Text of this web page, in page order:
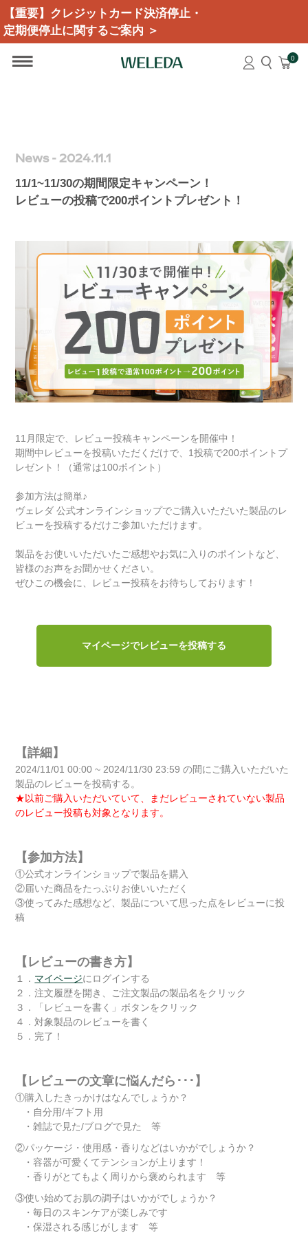
【重要】クレジットカード決済停止・
定期便停止に関するご案内 ＞
0
News - 2024.11.1
11/1~11/30の期間限定キャンペーン！
レビューの投稿で200ポイントプレゼント！
11月限定で、レビュー投稿キャンペーンを開催中！
期間中レビューを投稿いただくだけで、1投稿で200ポイントプ
レゼント！（通常は100ポイント）
参加方法は簡単♪
ヴェレダ 公式オンラインショップでご購入いただいた製品のレ
ビューを投稿するだけご参加いただけます。
製品をお使いいただいたご感想やお気に入りのポイントなど、
皆様のお声をお聞かせください。
ぜひこの機会に、レビュー投稿をお待ちしております！
マイページでレビューを投稿する
【詳細】
2024/11/01 00:00 ~ 2024/11/30 23:59 の間にご購入いただいた
製品のレビューを投稿する。
★以前ご購入いただいていて、まだレビューされていない製品
のレビュー投稿も対象となります。
【参加方法】
①公式オンラインショップで製品を購入
②届いた商品をたっぷりお使いいただく
③使ってみた感想など、製品について思った点をレビューに投
稿
【レビューの書き方】
１． マイページにログインする
２．注文履歴を開き、ご注文製品の製品名をクリック
３．「レビューを書く」ボタンをクリック
４．対象製品のレビューを書く
５．完了！
【レビューの文章に悩んだら･･･】
①購入したきっかけはなんでしょうか？
・自分用/ギフト用
・雑誌で見た/ブログで見た 等
②パッケージ・使用感・香りなどはいかがでしょうか？
・容器が可愛くてテンションが上ります！
・香りがとてもよく周りから褒められます 等
③使い始めてお肌の調子はいかがでしょうか？
・毎日のスキンケアが楽しみです
・保湿される感じがします 等